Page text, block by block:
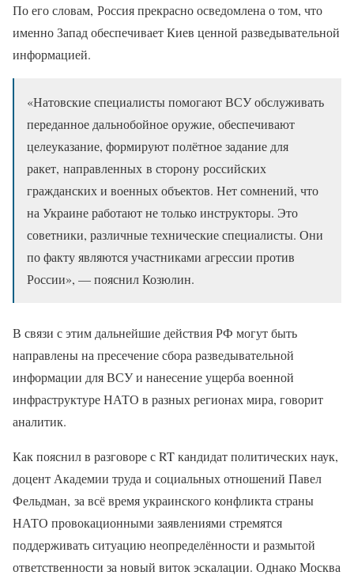
По его словам, Россия прекрасно осведомлена о том, что
именно Запад обеспечивает Киев ценной разведывательной
информацией.
«Натовские специалисты помогают ВСУ обслуживать
переданное дальнобойное оружие, обеспечивают
целеуказание, формируют полётное задание для
ракет, направленных в сторону российских
гражданских и военных объектов. Нет сомнений, что
на Украине работают не только инструкторы. Это
советники, различные технические специалисты. Они
по факту являются участниками агрессии против
России», — пояснил Козюлин.
В связи с этим дальнейшие действия РФ могут быть
направлены на пресечение сбора разведывательной
информации для ВСУ и нанесение ущерба военной
инфраструктуре НАТО в разных регионах мира, говорит
аналитик.
Как пояснил в разговоре с RT кандидат политических наук,
доцент Академии труда и социальных отношений Павел
Фельдман, за всё время украинского конфликта страны
НАТО провокационными заявлениями стремятся
поддерживать ситуацию неопределённости и размытой
ответственности за новый виток эскалации. Однако Москва